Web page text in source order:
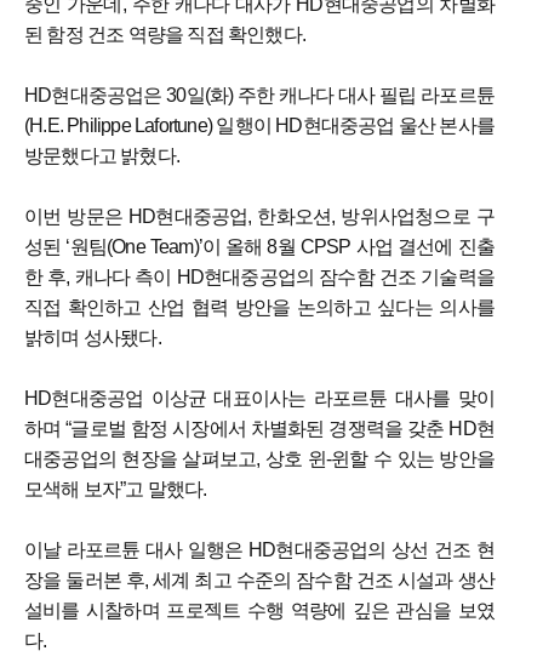
중인 가운데, 주한 캐나다 대사가 HD현대중공업의 차별화
된 함정 건조 역량을 직접 확인했다.
HD현대중공업은 30일(화) 주한 캐나다 대사 필립 라포르튠
(H.E. Philippe Lafortune) 일행이 HD현대중공업 울산 본사를
방문했다고 밝혔다.
이번 방문은 HD현대중공업, 한화오션, 방위사업청으로 구
성된 ‘원팀(One Team)’이 올해 8월 CPSP 사업 결선에 진출
한 후, 캐나다 측이 HD현대중공업의 잠수함 건조 기술력을
직접 확인하고 산업 협력 방안을 논의하고 싶다는 의사를
밝히며 성사됐다.
HD현대중공업 이상균 대표이사는 라포르튠 대사를 맞이
하며 “글로벌 함정 시장에서 차별화된 경쟁력을 갖춘 HD현
대중공업의 현장을 살펴보고, 상호 윈-윈할 수 있는 방안을
모색해 보자”고 말했다.
이날 라포르튠 대사 일행은 HD현대중공업의 상선 건조 현
장을 둘러본 후, 세계 최고 수준의 잠수함 건조 시설과 생산
설비를 시찰하며 프로젝트 수행 역량에 깊은 관심을 보였
다.